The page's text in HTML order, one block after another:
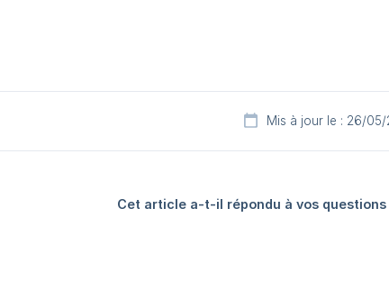
Mis à jour le : 26/
Cet article a-t-il répondu à vos questions